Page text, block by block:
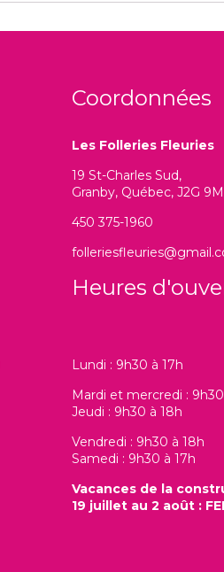
Coordonnées
Les Folleries Fleuries
19 St-Charles Sud,
Granby, Québec, J2G
450 375-1960
Heures
Lundi : 9h30 à 17h
Mardi et mercredi :
Jeudi : 9h30 à 18h
Vendredi : 9h30 à 18h
Samedi : 9h30 à 17h
Vacances de la
19 juillet au 2 août :